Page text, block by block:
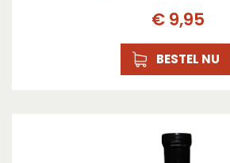
€ 9,95
BESTEL NU